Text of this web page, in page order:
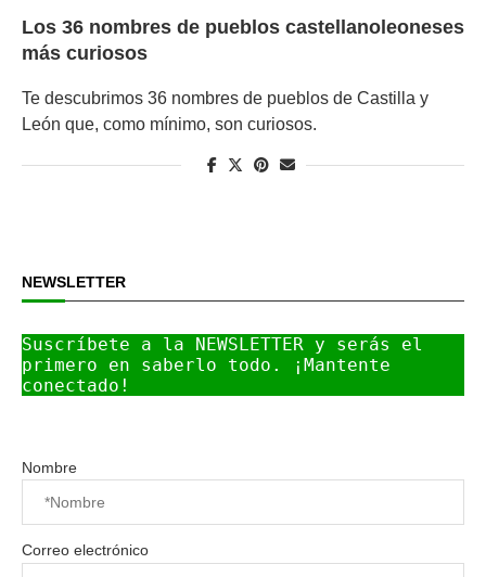
Los 36 nombres de pueblos castellanoleoneses
más curiosos
Te descubrimos 36 nombres de pueblos de Castilla y
León que, como mínimo, son curiosos.
NEWSLETTER
Suscríbete a la NEWSLETTER y serás el
primero en saberlo todo. ¡Mantente
conectado!
Nombre
Correo electrónico